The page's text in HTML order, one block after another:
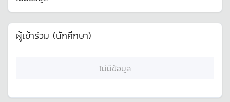
ผู้เข้าร่วม (นักศึกษา)
ไม่มีข้อมูล